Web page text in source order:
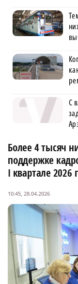
С
Более 4 тысяч
поддержке
I квартале 2026
10:45, 28.04.2026